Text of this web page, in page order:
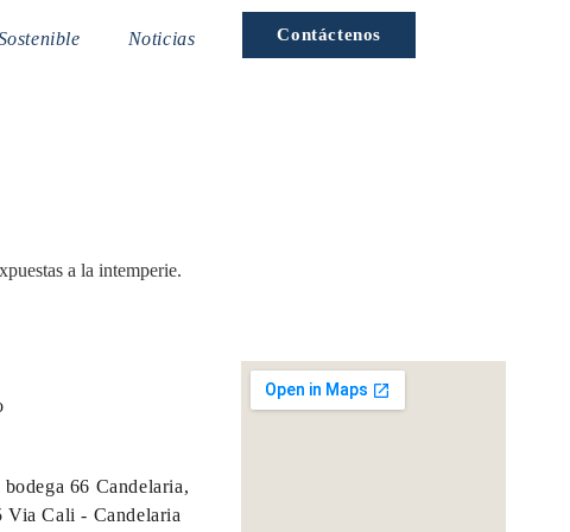
Noticias Contáctenos
a la intemperie.
66 Candelaria,
Via Cali - Candelaria